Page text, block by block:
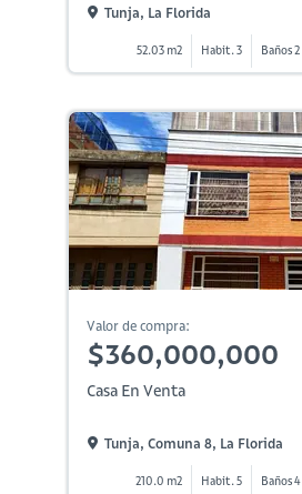
Tunja, La Florida
52.03 m2 Habit. 3 Baños 2
Valor de compra:
$360,000,000
Casa En Venta
Tunja, Comuna 8, La Florida
210.0 m2 Habit. 5 Baños 4